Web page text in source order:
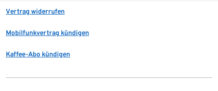
Vertrag widerrufen
Mobilfunkvertrag kündigen
Kaffee-Abo kündigen